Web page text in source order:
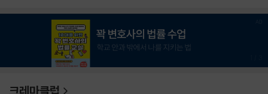
크레마클럽